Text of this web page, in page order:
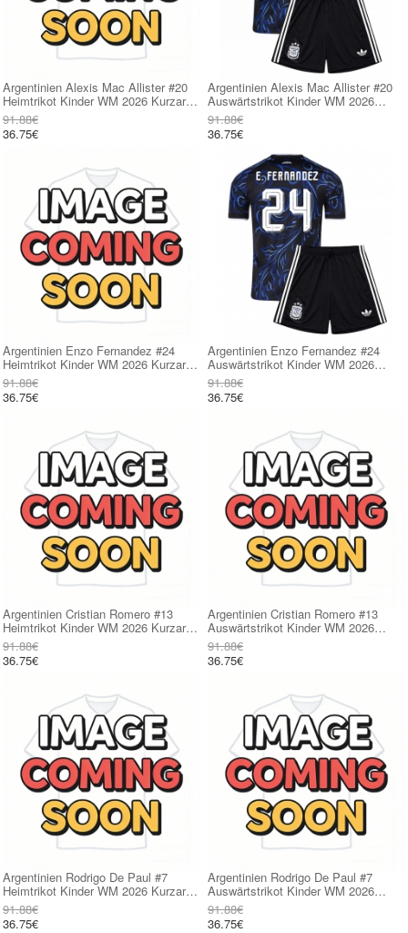
Argentinien Alexis Mac Allister #20
Heimtrikot Kinder WM 2026 Kurzarm
(+ kurze hosen)
91.88€
36.75€
Argentinien Alexis Mac Allister #20
Auswärtstrikot Kinder WM 2026
Kurzarm (+ kurze hosen)
91.88€
36.75€
Argentinien Enzo Fernandez #24
Heimtrikot Kinder WM 2026 Kurzarm
(+ kurze hosen)
91.88€
36.75€
Argentinien Enzo Fernandez #24
Auswärtstrikot Kinder WM 2026
Kurzarm (+ kurze hosen)
91.88€
36.75€
Argentinien Cristian Romero #13
Heimtrikot Kinder WM 2026 Kurzarm
(+ kurze hosen)
91.88€
36.75€
Argentinien Cristian Romero #13
Auswärtstrikot Kinder WM 2026
Kurzarm (+ kurze hosen)
91.88€
36.75€
Argentinien Rodrigo De Paul #7
Heimtrikot Kinder WM 2026 Kurzarm
(+ kurze hosen)
91.88€
36.75€
Argentinien Rodrigo De Paul #7
Auswärtstrikot Kinder WM 2026
Kurzarm (+ kurze hosen)
91.88€
36.75€